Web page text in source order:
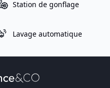
Station de gonflage
Lavage automatique